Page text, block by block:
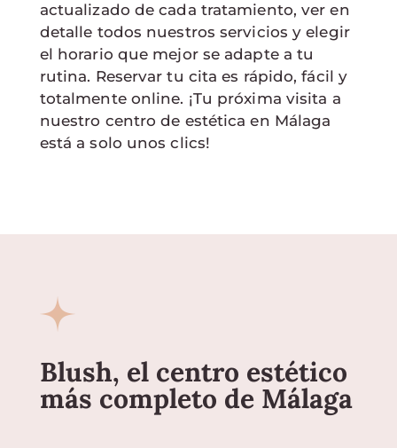
actualizado de cada tratamiento, ver en
detalle todos nuestros servicios y elegir
el horario que mejor se adapte a tu
rutina. Reservar tu cita es rápido, fácil y
totalmente online. ¡Tu próxima visita a
nuestro centro de estética en Málaga
está a solo unos clics!
Blush, el centro estético
más completo de Málaga